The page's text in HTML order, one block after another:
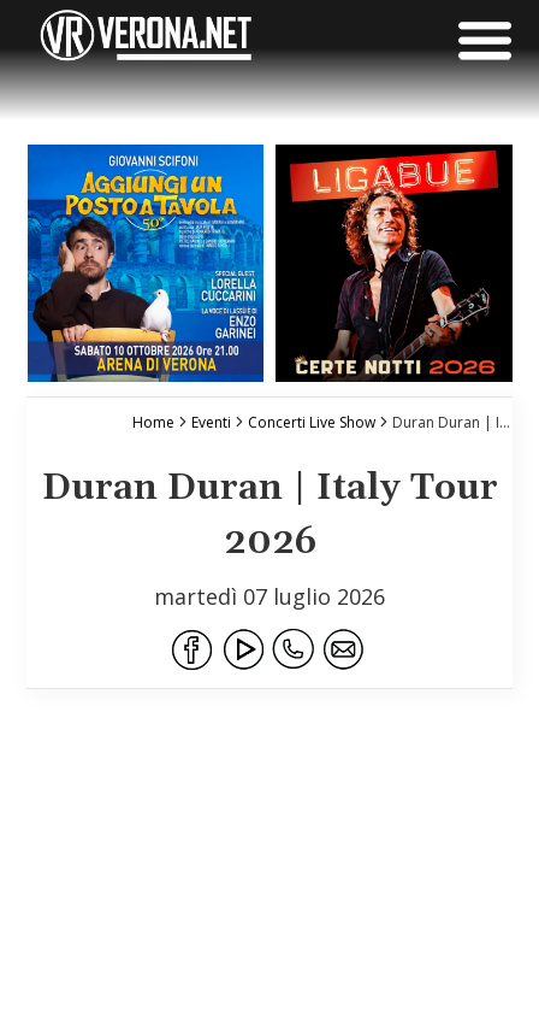
Home Eventi Concerti Live Show Duran Duran | Italy Tour 2026
Duran Duran | Italy Tour
2026
martedì 07 luglio 2026